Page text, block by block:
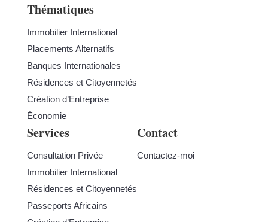
Thématiques
Immobilier International
Placements Alternatifs
Banques Internationales
Résidences et Citoyennetés
Création d’Entreprise
Économie
Services
Consultation Privée
Immobilier International
Résidences et Citoyennetés
Passeports Africains
Contact
Contactez-moi